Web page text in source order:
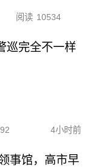
阅读 10534
巡完全不一样
4小时前
事馆，高市早